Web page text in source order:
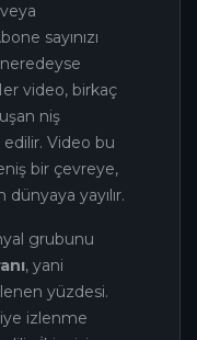
sayınızı
video, birkaç
niş
Video bu
bir çevreye,
yayılır.
grubunu
, yani
yüzdesi.
izlenme